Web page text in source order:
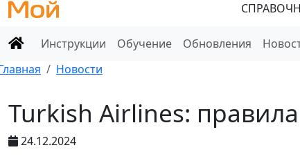
Инструкции
Обучение Обновления
Новости
Turkish Airlines:
24.12.2024